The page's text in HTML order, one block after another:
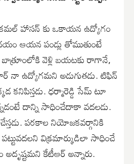
హాసన్ కు ఒకాయన ఉద్యోగం
ఆయన పండ్లు తోముతుంటే
బాత్రూంలోకి వెళ్లి బయటకు రాగానే,
నా ఉద్యోగమని అడుగుతడు. టిఫిన్
కనిపిస్తడు. ధర్మారెడ్డి సేమ్ టూ
దాన్ని సాధించేదాకా వదలడు.
పరకాల నియోజకవర్గానికి
విక్రమార్కుడిలా సాధించే
కేటీఆర్ అన్నారు.